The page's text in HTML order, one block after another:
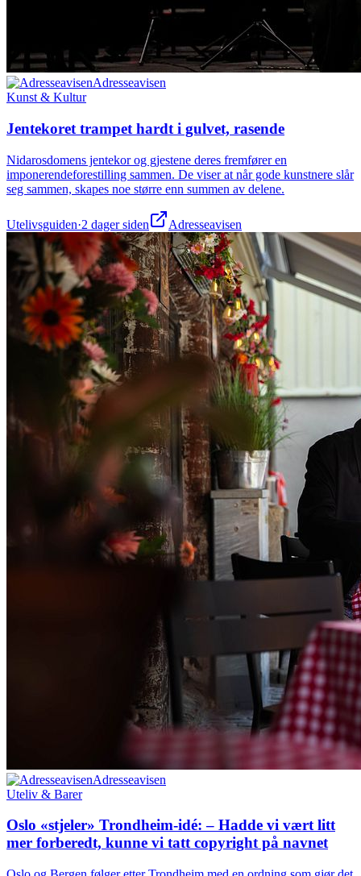
Adresseavisen
Kunst & Kultur
Jentekoret trampet hardt i gulvet, rasende
Nidarosdomens jentekor og gjestene deres fremfører en
imponerendeforestilling sammen. De viser at når gode kunstnere slår
seg sammen, skapes noe større enn summen av delene.
Utelivsguiden·2 dager siden Adresseavisen
Adresseavisen
Uteliv & Barer
Oslo «stjeler» Trondheim-idé: – Hadde vi vært litt
mer forberedt, kunne vi tatt copyright på navnet